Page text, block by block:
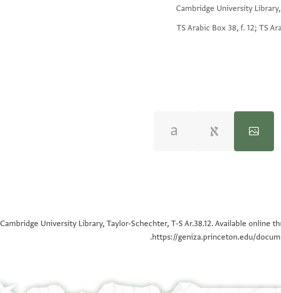
Cambridge University
TS Arabic Box 38, f. 12; TS
Cambridge University Library, Taylor-Schechter, T-S Ar.38.12. Available online
https://geniza.princeton.edu/